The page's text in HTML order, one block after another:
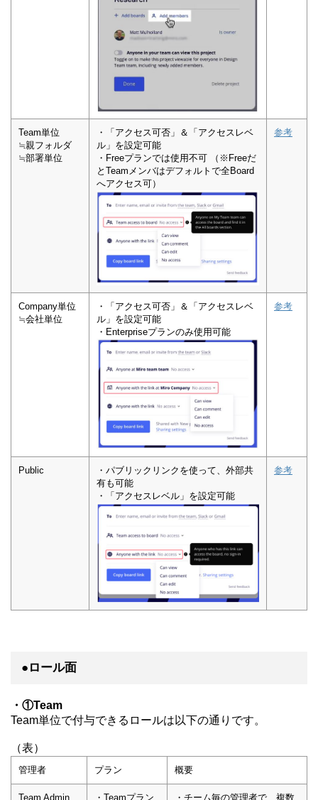
Team単位
≒親フォルダ
≒部署単位
・「アクセス可否」＆「アクセスレベ
ル」を設定可能
・Freeプランでは使用不可 （※Freeだ
とTeamメンバはデフォルトで全Board
へアクセス可）
参考
Company単位
≒会社単位
・「アクセス可否」＆「アクセスレベ
ル」を設定可能
・Enterpriseプランのみ使用可能
参考
Public
・パブリックリンクを使って、外部共
有も可能
・「アクセスレベル」を設定可能
参考
●ロール面
・①Team
Team単位で付与できるロールは以下の通りです。
（表）
管理者 プラン 概要
Team Admin ・Teamプラン ・チーム毎の管理者で、複数